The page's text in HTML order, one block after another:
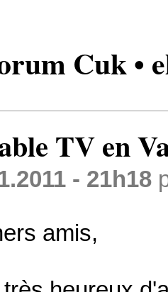
Cuk •
TV en
- 21h18
amis,